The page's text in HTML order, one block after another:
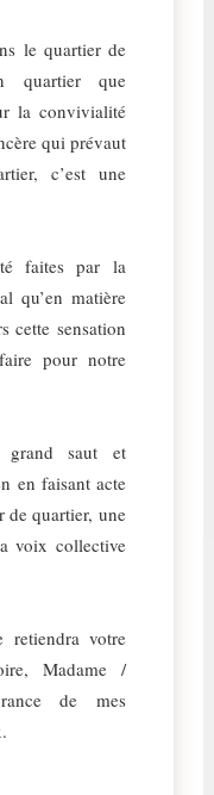
le quartier de
quartier que
la convivialité
qui prévaut
c’est une
faites par la
qu’en matière
cette sensation
pour notre
saut et
en faisant acte
de quartier, une
voix collective
retiendra votre
Madame /
de mes